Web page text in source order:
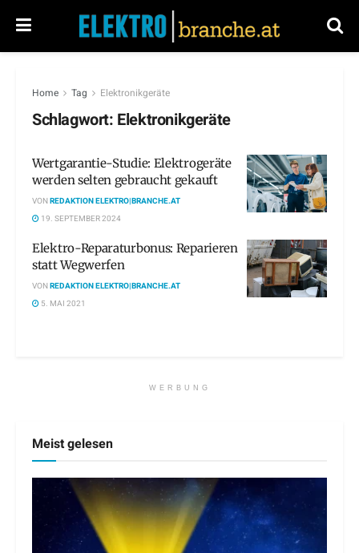
Home Tag Elektronikgeräte
Schlagwort: Elektronikgeräte
Wertgarantie-Studie: Elektrogeräte
werden selten gebraucht gekauft
VONREDAKTION ELEKTRO|BRANCHE.AT
19. SEPTEMBER 2024
Elektro-Reparaturbonus: Reparieren
statt Wegwerfen
VONREDAKTION ELEKTRO|BRANCHE.AT
5. MAI 2021
WERBUNG
Meist gelesen